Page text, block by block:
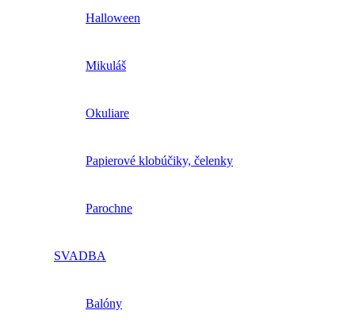
Halloween
Mikuláš
Okuliare
Papierové klobúčiky, čelenky
Parochne
SVADBA
Balóny